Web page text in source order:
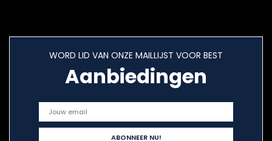
WORD LID VAN ONZE MAILLIJST VOOR BEST
Aanbiedingen